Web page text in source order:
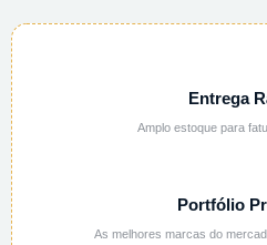
Entrega
Amplo estoque para
Portfólio
As melhores marcas do